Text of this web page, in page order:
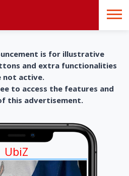
is for illustrative
and extra functionalities
not active.
to access the features and
this advertisement.
UbiZ